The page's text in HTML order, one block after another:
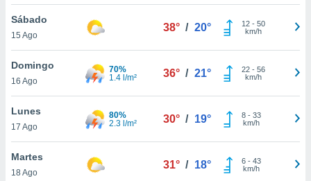
sitio
En
sean
el sitio
ni para
Sábado
15 Ago
38° / 20° 12- 50
km/h
Domingo
16 Ago
70%
1.4 l/m²
36° / 21° 22- 56
km/h
Lunes
17 Ago
80%
2.3 l/m²
30° / 19° 8- 33
km/h
Martes
18 Ago
31° / 18° 6- 43
km/h